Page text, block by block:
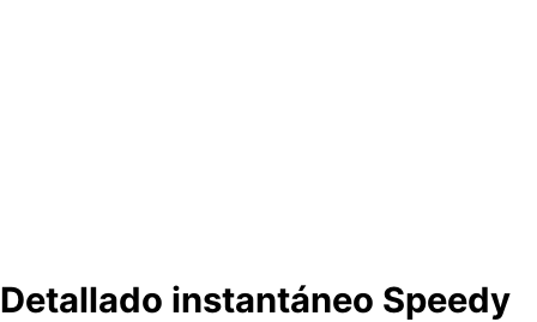
Detallado instantáneo Speedy